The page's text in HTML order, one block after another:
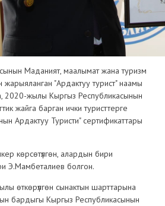
Маданият, маалымат жана туризм
жарыяланган "Ардактуу турист" наамы
2020-жылы Кыргыз Республикасынын
жайга барган ички туристтерге
Ардактуу Туристи" сертификаттары
көрсөтүлгөн, алардын бири
Э.Мамбеталиев болгон.
өткөрүлгөн сынактын шарттарына
бардыгы Кыргыз Республикасынын